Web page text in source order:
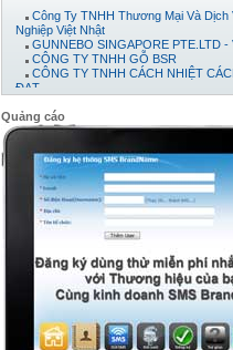
Công Ty TNHH Thương Mại Và Dịch
Nghiệp Việt Nhật
GUNNEBO SINGAPORE PTE.LTD -
CÔNG TY TNHH GỖ BSR
CÔNG TY TNHH CÁCH NHIỆT
ĐẠT
Máy Đếm Tiền Huy Hoàng
Công ty cổ phần thương mại và phát
CTY TNHH TM-DV XUẤT NHẬP
PHÁT
CÔNG TY TNHH NỘI THẤT ĐỒNG
Công ty TNHH Xuất Nhập Khẩu TH
Công Ty TNHH Pusico Việt Nam
Công Ty Cổ Phần Công Nghệ
công ty tnhh thương mai dịch vụ kỷ
CÔNG TY TNHH XNK TMDV NGÔI
Công Ty TNHH Khoa Học Xanh
Công ty TNHH XNK Quỳnh Thiên
Công ty Cổ phần Kỹ thuật Ý Tưởng
Công Ty TNHH Phát Triển Dự Án
CÔNG TY CỔ PHẦN BÊ TÔNG
Công ty Cổ Phần Bình Vinh
Quảng cáo